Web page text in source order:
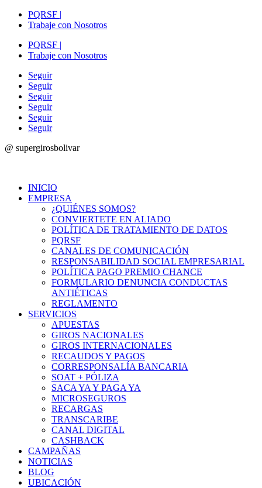
PQRSF |
Trabaje con Nosotros
PQRSF |
Trabaje con Nosotros
Seguir
Seguir
Seguir
Seguir
Seguir
Seguir
@ supergirosbolivar
INICIO
EMPRESA
¿QUIÉNES SOMOS?
CONVIERTETE EN ALIADO
POLÍTICA DE TRATAMIENTO DE DATOS
PQRSF
CANALES DE COMUNICACIÓN
RESPONSABILIDAD SOCIAL EMPRESARIAL
POLÍTICA PAGO PREMIO CHANCE
FORMULARIO DENUNCIA CONDUCTAS
ANTIÉTICAS
REGLAMENTO
SERVICIOS
APUESTAS
GIROS NACIONALES
GIROS INTERNACIONALES
RECAUDOS Y PAGOS
CORRESPONSALÍA BANCARIA
SOAT + PÓLIZA
SACA YA Y PAGA YA
MICROSEGUROS
RECARGAS
TRANSCARIBE
CANAL DIGITAL
CASHBACK
CAMPAÑAS
NOTICIAS
BLOG
UBICACIÓN